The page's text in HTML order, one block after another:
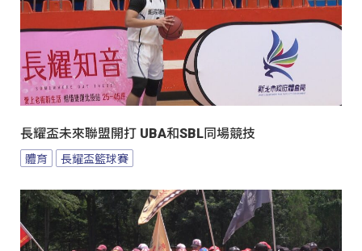
長耀盃未來聯盟開打 UBA和SBL同場競技
體育 長耀盃籃球賽